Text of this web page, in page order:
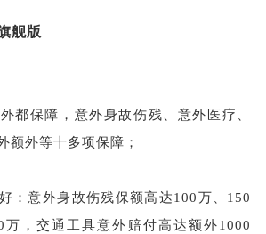
舰版
都保障，意外身故伤残、意外医疗、
额外等十多项保障；
：意外身故伤残保额高达100万、150
万，交通工具意外赔付高达额外1000